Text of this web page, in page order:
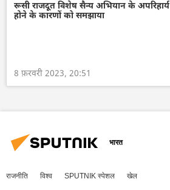
रूसी राजदूत विशेष सैन्य अभियान के अपरिहार्य
होने के कारणों को समझाया
8 फ़रवरी 2023, 20:51
भारत
राजनीति विश्व SPUTNIK स्पेशल खेल